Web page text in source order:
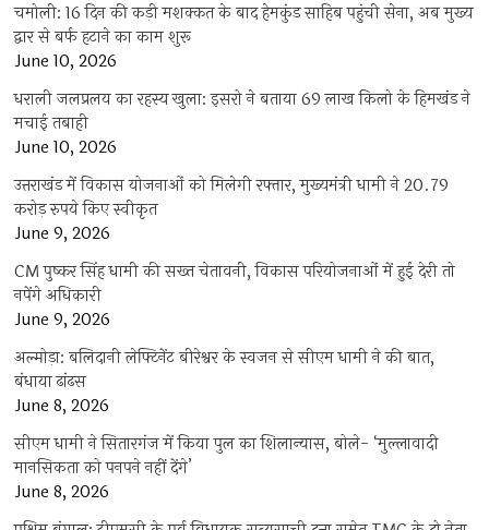
चमोली: 16 दिन की कड़ी मशक्कत के बाद हेमकुंड साहिब पहुंची सेना, अब मुख्य
द्वार से बर्फ हटाने का काम शुरू
June 10, 2026
धराली जलप्रलय का रहस्य खुला: इसरो ने बताया 69 लाख किलो के हिमखंड ने
मचाई तबाही
June 10, 2026
उत्तराखंड में विकास योजनाओं को मिलेगी रफ्तार, मुख्यमंत्री धामी ने 20.79
करोड़ रुपये किए स्वीकृत
June 9, 2026
CM पुष्कर सिंह धामी की सख्त चेतावनी, विकास परियोजनाओं में हुई देरी तो
नपेंगे अधिकारी
June 9, 2026
अल्मोड़ा: बलिदानी लेफ्टिनेंट बीरेश्वर के स्वजन से सीएम धामी ने की बात,
बंधाया ढांढस
June 8, 2026
सीएम धामी ने सितारगंज में किया पुल का शिलान्यास, बोले- ‘मुल्लावादी
मानसिकता को पनपने नहीं देंगे’
June 8, 2026